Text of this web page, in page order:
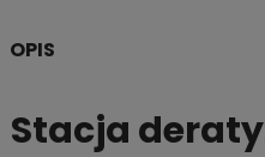
OPIS
Stacja